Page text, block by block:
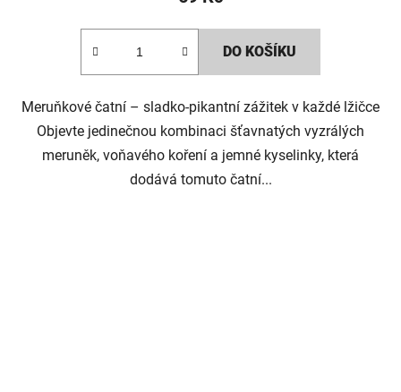
DO KOŠÍKU
Meruňkové čatní – sladko-pikantní zážitek v každé lžičce
Objevte jedinečnou kombinaci šťavnatých vyzrálých
meruněk, voňavého koření a jemné kyselinky, která
dodává tomuto čatní...